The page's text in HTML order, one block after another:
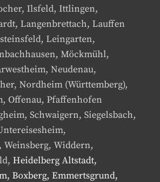
Ilsfeld, Ittlingen,
Langenbrettach, Lauffen
Leingarten,
Möckmühl,
Neudenau,
Nordheim (Württemberg),
Offenau, Pfaffenhofen
Schwaigern, Siegelsbach,
Widdern,
Heidelberg Altstadt,
Boxberg, Emmertsgrund,